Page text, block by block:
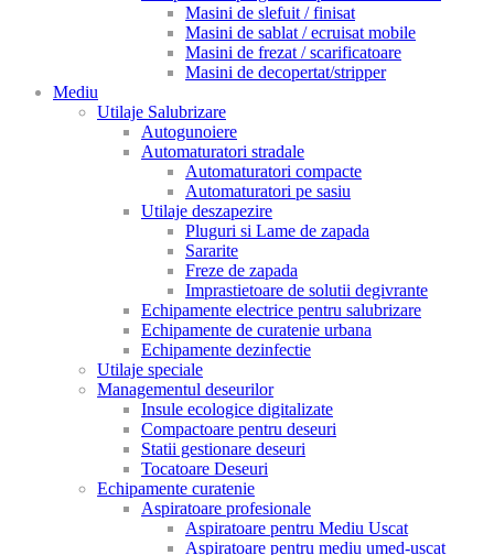
Masini de slefuit / finisat
Masini de sablat / ecruisat mobile
Masini de frezat / scarificatoare
Masini de decopertat/stripper
Mediu
Utilaje Salubrizare
Autogunoiere
Automaturatori stradale
Automaturatori compacte
Automaturatori pe sasiu
Utilaje deszapezire
Pluguri si Lame de zapada
Sararite
Freze de zapada
Imprastietoare de solutii degivrante
Echipamente electrice pentru salubrizare
Echipamente de curatenie urbana
Echipamente dezinfectie
Utilaje speciale
Managementul deseurilor
Insule ecologice digitalizate
Compactoare pentru deseuri
Statii gestionare deseuri
Tocatoare Deseuri
Echipamente curatenie
Aspiratoare profesionale
Aspiratoare pentru Mediu Uscat
Aspiratoare pentru mediu umed-uscat